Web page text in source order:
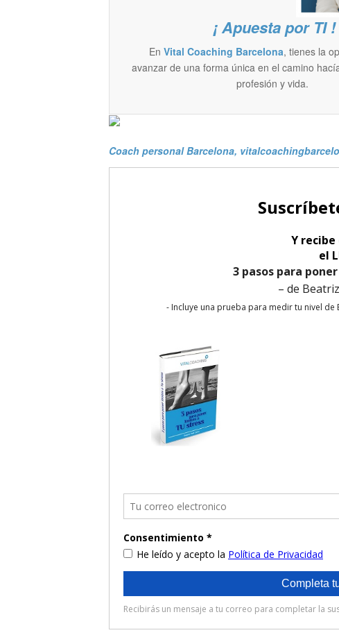
¡ Apuesta por TI !
En Vital Coaching Barcelona, tienes la
avanzar de una forma única en el camino
profesión y vida.
Coach personal Barcelona,